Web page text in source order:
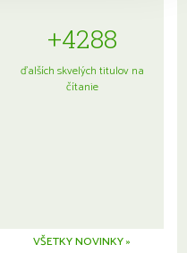
+4288
ďalších skvelých titulov na
čítanie
VŠETKY NOVINKY »